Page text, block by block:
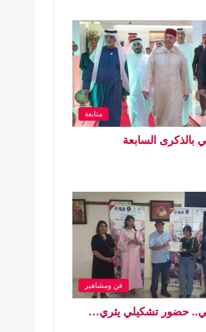
متابعة
بالذكرى السابعة
فن ومشاهير
حضور تشكيلي يثري…